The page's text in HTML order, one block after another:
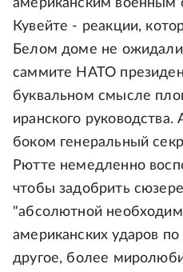
американским военным
Кувейте - реакции,
Белом доме не
саммите НАТО
буквальном смысле
иранского
боком генеральный
Рютте немедленно
чтобы задобрить
"абсолютной
американских ударов
другое, более